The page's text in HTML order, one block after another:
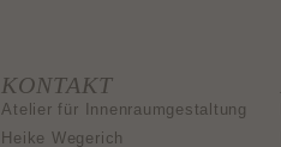
KONTAKT
Atelier für Innenraumgestaltung
Heike Wegerich